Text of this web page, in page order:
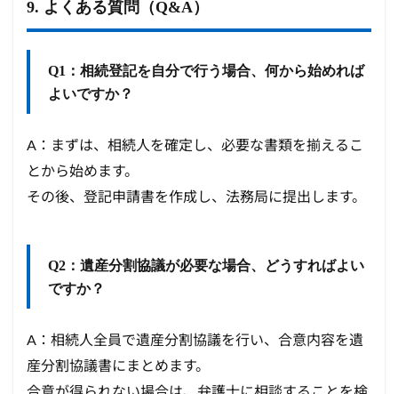
9. よくある質問（Q&A）
Q1：相続登記を自分で行う場合、何から始めれば
よいですか？
A：まずは、相続人を確定し、必要な書類を揃えるこ
とから始めます。
その後、登記申請書を作成し、法務局に提出します。
Q2：遺産分割協議が必要な場合、どうすればよい
ですか？
A：相続人全員で遺産分割協議を行い、合意内容を遺
産分割協議書にまとめます。